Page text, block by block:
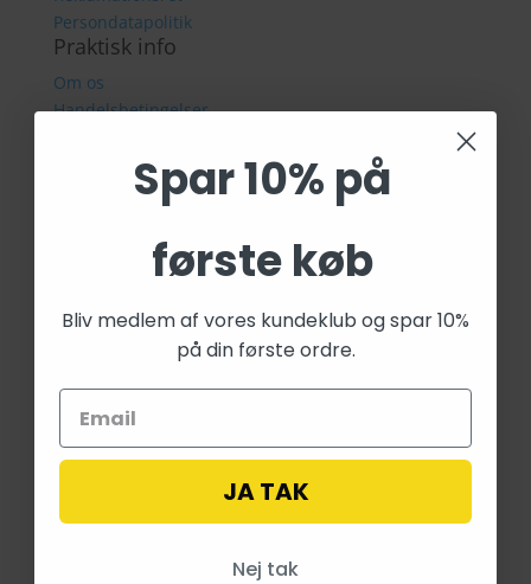
Persondatapolitik
Praktisk info
Om os
Handelsbetingelser
Reklamationsret
Kontaktinformation
Kpopland ApS
Forsvarsvej 9
Tlf: 28 40 59 53
E-mail:info@fairygardenstuff.dk
Spar 10% på
første køb
Bliv medlem af vores kundeklub og spar 10%
på din første ordre.
JA TAK
Nej tak